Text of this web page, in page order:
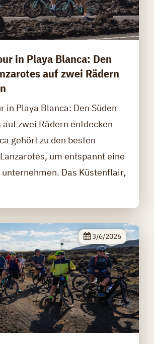
in Playa Blanca: Den
auf zwei Rädern
in Playa Blanca: Den Süden
auf zwei Rädern entdecken
gehört zu den besten
um entspannt eine
unternehmen. Das Küstenflair,
3/6/2026